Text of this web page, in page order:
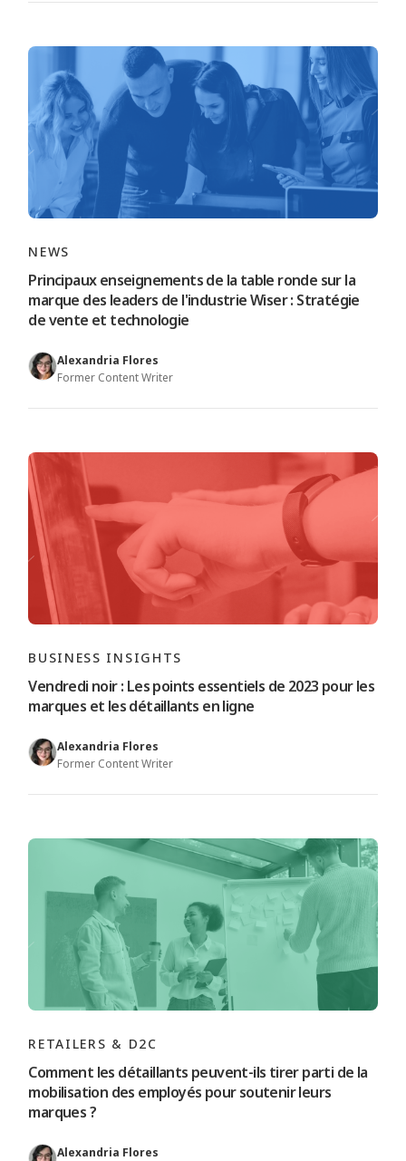
NEWS
Principaux enseignements de la table ronde sur la
marque des leaders de l'industrie Wiser : Stratégie
de vente et technologie
Alexandria Flores
Former Content Writer
BUSINESS INSIGHTS
Vendredi noir : Les points essentiels de 2023 pour les
marques et les détaillants en ligne
Alexandria Flores
Former Content Writer
RETAILERS & D2C
Comment les détaillants peuvent-ils tirer parti de la
mobilisation des employés pour soutenir leurs
marques ?
Alexandria Flores